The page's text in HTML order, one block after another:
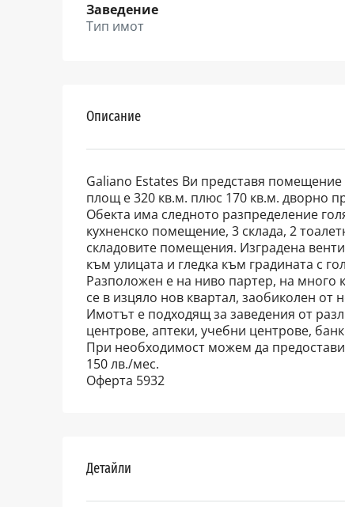
Заведение
Тип имот
Описание
Galiano Estates Ви представя
площ е 320 кв.м. плюс 170 кв.м. дворно
Обекта има следното разпределение
кухненско помещение, 3 склада, 2
складовите помещения. Изградена
към улицата и гледка към градината с
Разположен е на ниво партер, на
се в изцяло нов квартал, заобиколен
Имотът е подходящ за заведения от
центрове, аптеки, учебни центрове,
При необходимост можем да
150 лв./мес.
Оферта 5932
Детайли